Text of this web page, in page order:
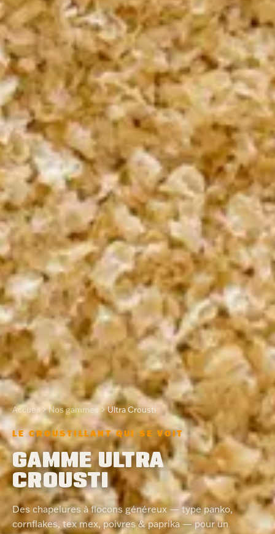
Accueil Nos gammes Ultra Crousti
LE CROUSTILLANT QUI SE VOIT
GAMME ULTRA
CROUSTI
Des chapelures à flocons généreux — type panko,
cornflakes, tex mex, poivres & paprika — pour un